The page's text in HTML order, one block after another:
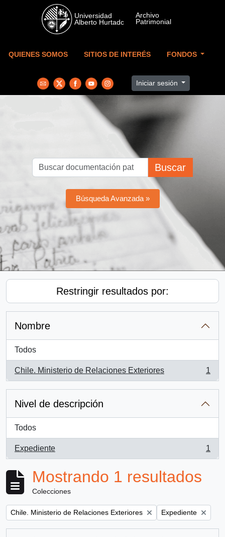
Skip to main content
QUIENES SOMOS SITIOS DE INTERÉS FONDOS
Iniciar sesión
Buscar
Búsqueda Avanzada »
Restringir resultados por:
Nombre
Todos
Chile. Ministerio de Relaciones Exteriores
, 1 resultados
1
Nivel de descripción
Todos
Expediente
, 1 resultados
1
Mostrando 1 resultados
Colecciones
Remove filter:
Chile. Ministerio de Relaciones Exteriores Remove filter:
Expediente